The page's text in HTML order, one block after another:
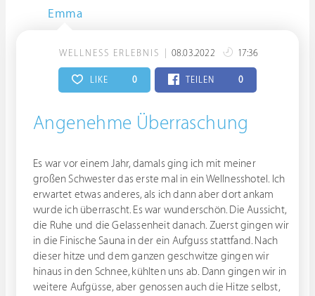
Emma
WELLNESS ERLEBNIS 08.03.2022 17:36
LIKE 0 TEILEN 0
Angenehme Überraschung
Es war vor einem Jahr, damals ging ich mit meiner
großen Schwester das erste mal in ein Wellnesshotel. Ich
erwartet etwas anderes, als ich dann aber dort ankam
wurde ich überrascht. Es war wunderschön. Die Aussicht,
die Ruhe und die Gelassenheit danach. Zuerst gingen wir
in die Finische Sauna in der ein Aufguss stattfand. Nach
dieser hitze und dem ganzen geschwitze gingen wir
hinaus in den Schnee, kühlten uns ab. Dann gingen wir in
weitere Aufgüsse, aber genossen auch die Hitze selbst,